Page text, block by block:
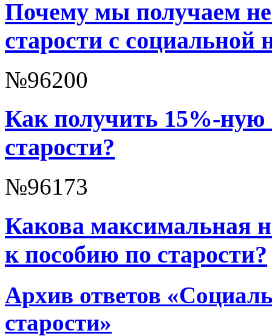
Почему мы получаем
старости с социальной
№96200
Как получить 15%-ную
старости?
№96173
Какова максимальная
к пособию по старости?
Архив ответов
старости»